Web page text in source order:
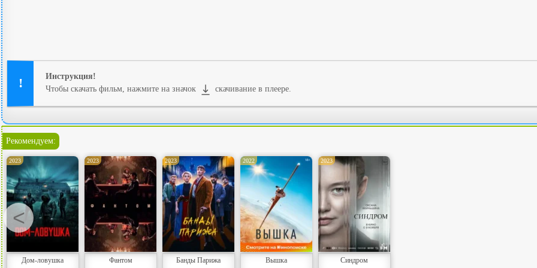
Инструкция!
Чтобы скачать фильм, нажмите на значок
скачивание в плеере.
Рекомендуем:
2023
Дом-ловушка
2023
Фантом
2023
Банды Парижа
2022
Вышка
2023
Синдром
<